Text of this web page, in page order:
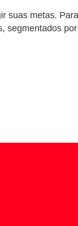
suas metas.
segmentados